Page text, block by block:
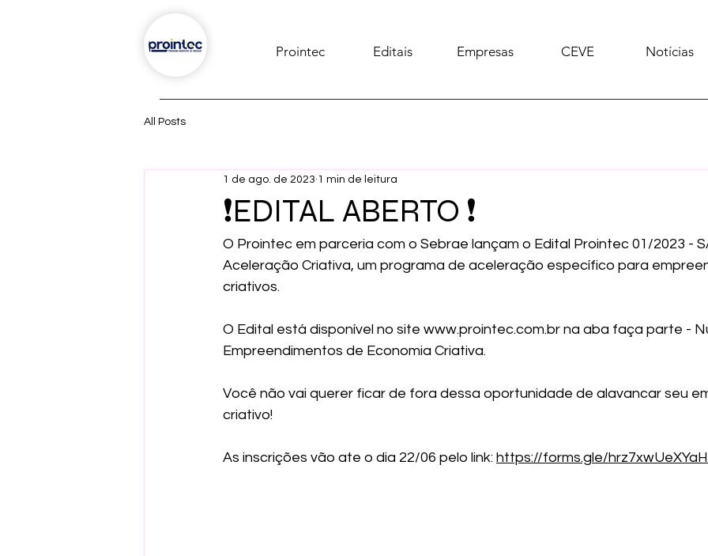
Prointec Editais Empresas CEVE Notícias
All Posts
❗EDITAL ABERTO ❗
1 de ago. de 2023 1 min de leitura
O Prointec em parceria com o Sebrae lançam o Edital Prointec 01/2023 -
Aceleração Criativa, um programa de aceleração específico para
criativos.
O Edital está disponível no site www.prointec.com.br na aba faça parte -
Empreendimentos de Economia Criativa.
Você não vai querer ficar de fora dessa oportunidade de alavancar seu
criativo!
As inscrições vão ate o dia 22/06 pelo link: https://forms.gle/